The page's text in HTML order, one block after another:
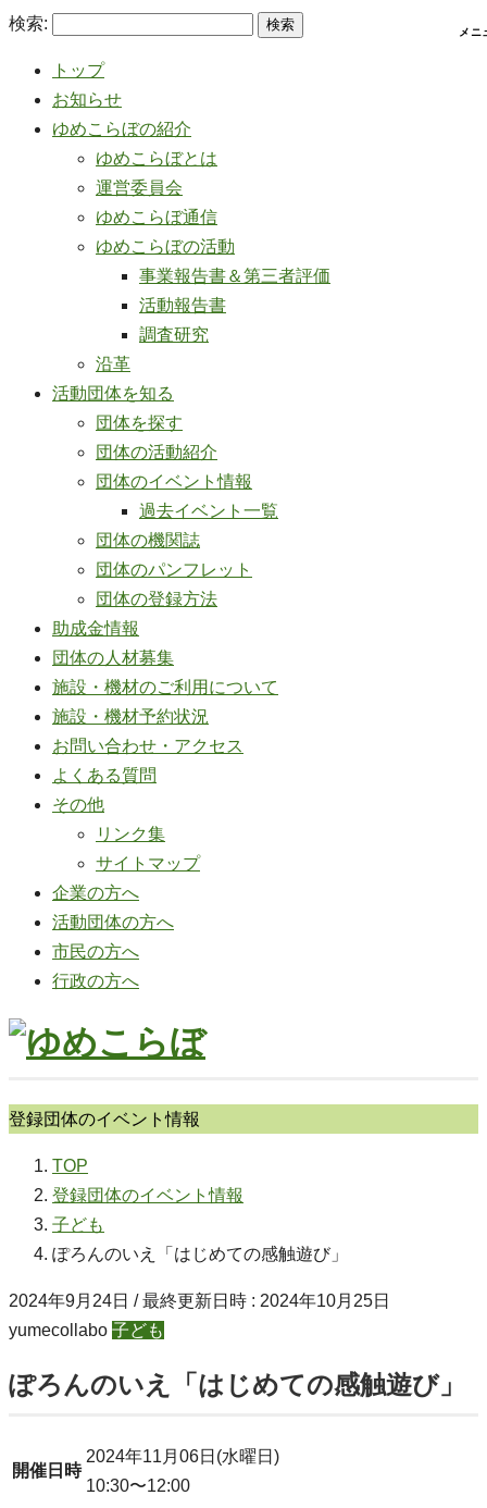
検索:
トップ
お知らせ
ゆめこらぼの紹介
ゆめこらぼとは
運営委員会
ゆめこらぼ通信
ゆめこらぼの活動
事業報告書＆第三者評価
活動報告書
調査研究
沿革
活動団体を知る
団体を探す
団体の活動紹介
団体のイベント情報
過去イベント一覧
団体の機関誌
団体のパンフレット
団体の登録方法
助成金情報
団体の人材募集
施設・機材のご利用について
施設・機材予約状況
お問い合わせ・アクセス
よくある質問
その他
リンク集
サイトマップ
企業の方へ
活動団体の方へ
市民の方へ
行政の方へ
登録団体のイベント情報
TOP
登録団体のイベント情報
子ども
ぽろんのいえ「はじめての感触遊び」
2024年9月24日 / 最終更新日時 : 2024年10月25日
yumecollabo 子ども
ぽろんのいえ「はじめての感触遊び」
開催日時
2024年11月06日(水曜日)
10:30〜12:00